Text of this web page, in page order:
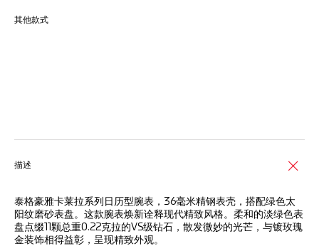
其他款式
描述
泰格豪雅卡莱拉系列日历型腕表，36毫米精钢表壳，搭配绿色太
阳纹磨砂表盘。这款腕表焕新诠释现代精致风格。柔和的淡绿色表
盘点缀11颗总重0.22克拉的VS级钻石，散发微妙的光芒，与镀玫瑰
金装饰相得益彰，呈现精致外观。